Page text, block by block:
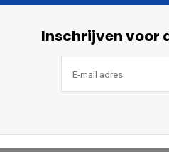
Inschrijven voor